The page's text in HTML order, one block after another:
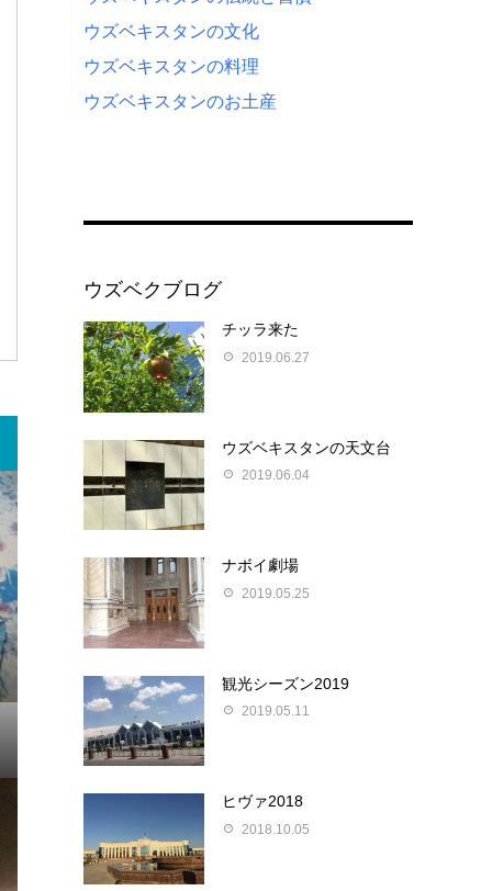
ウズベキスタンの文化
ウズベキスタンの料理
ウズベキスタンのお土産
ウズベクブログ
チッラ来た
2019.06.27
ウズベキスタンの天文台
2019.06.04
ナボイ劇場
2019.05.25
観光シーズン2019
2019.05.11
ヒヴァ2018
2018.10.05